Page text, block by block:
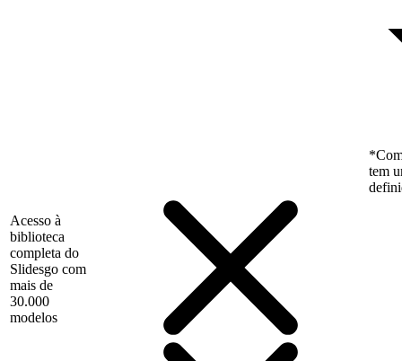
tem
Acesso à
biblioteca
completa do
Slidesgo com
mais de
30.000
modelos